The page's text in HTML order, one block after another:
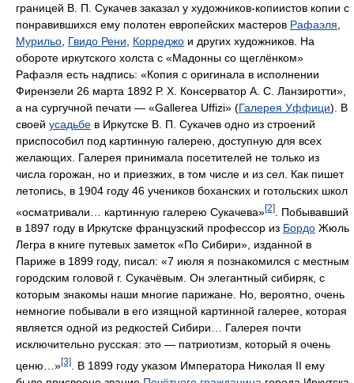
границей В. П. Сукачев заказал у художников-копиистов копии с
понравившихся ему полотен европейских мастеров Рафаэля
Мурильо Гвидо Рени Корреджо и других художников. На
обороте иркутского холста с «Мадонны со щеглёнком»
Рафаэля есть надпись: «Копия с оригинала в исполнении
Фирензели 26 марта 1892 Р. Х. Консерватор А. С. Ланзиротти»,
а на сургучной печати — «Gallerea Uffizi» (Галерея Уффици). В
своей усадьбе в Иркутске В. П. Сукачев одно из строений
приспособил под картинную галерею, доступную для всех
желающих. Галерея принимала посетителей не только из
числа горожан, но и приезжих, в том числе и из сел. Как пишет
летопись, в 1904 году 46 учеников боханских и готольских школ
«осматривали… картинную галерею Сукачева»[2]
. Побывавший
в 1897 году в Иркутске французский профессор из Бордо Жюль
Легра в книге путевых заметок «По Сибири», изданной в
Париже в 1899 году, писал: «7 июля я познакомился с местным
городским головой г. Сукачёвым. Он элегантный сибиряк, с
которым знакомы наши многие парижане. Но, вероятно, очень
немногие побывали в его изящной картинной галерее, которая
является одной из редкостей Сибири… Галерея почти
исключительно русская: это — патриотизм, который я очень
ценю…»[3]
. В 1899 году указом Императора Николая II ему